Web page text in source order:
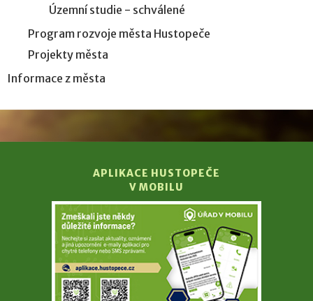
Územní studie - schválené
Program rozvoje města Hustopeče
Projekty města
Informace z města
APLIKACE HUSTOPEČE
V MOBILU